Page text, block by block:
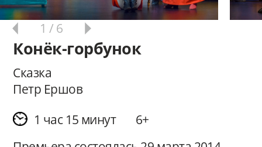
1 / 6
Конёк-горбунок
Сказка
Петр Ершов
1 час 15 минут
6+